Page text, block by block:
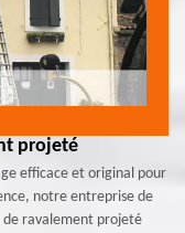
projeté
efficace et original pour
notre entreprise de
ravalement projeté